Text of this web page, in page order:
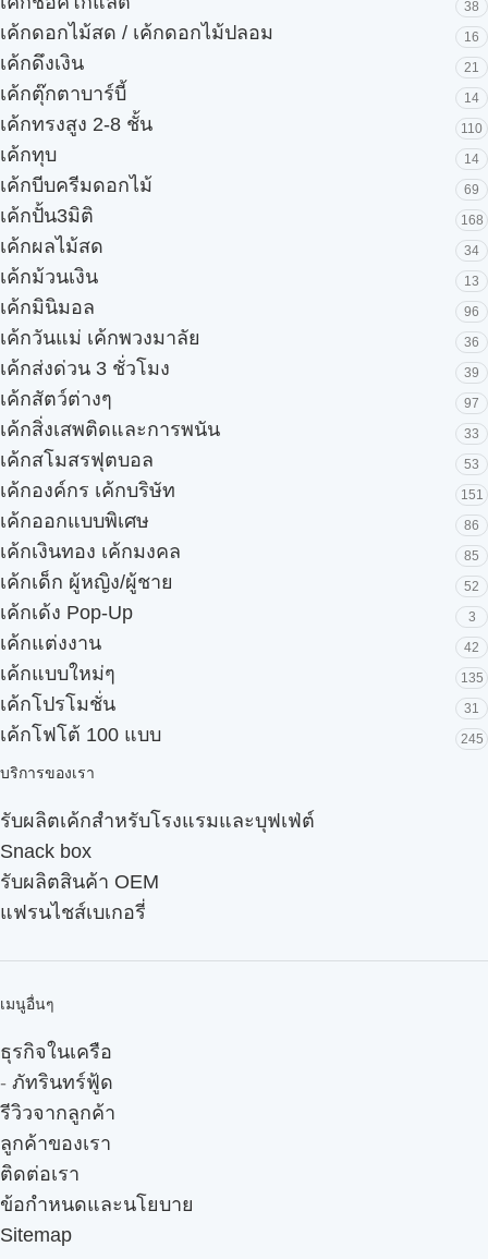
38
เค้กดอกไม้สด / เค้กดอกไม้ปลอม 16
เค้กดึงเงิน 21
เค้กตุ๊กตาบาร์บี้ 14
เค้กทรงสูง 2-8 ชั้น 110
เค้กทุบ 14
เค้กบีบครีมดอกไม้ 69
เค้กปั้น3มิติ 168
เค้กผลไม้สด 34
เค้กม้วนเงิน 13
เค้กมินิมอล 96
เค้กวันแม่ เค้กพวงมาลัย 36
เค้กส่งด่วน 3 ชั่วโมง 39
เค้กสัตว์ต่างๆ 97
เค้กสิ่งเสพติดและการพนัน 33
เค้กสโมสรฟุตบอล 53
เค้กองค์กร เค้กบริษัท 151
เค้กออกแบบพิเศษ 86
เค้กเงินทอง เค้กมงคล 85
เค้กเด็ก ผู้หญิง/ผู้ชาย 52
เค้กเด้ง Pop-Up 3
เค้กแต่งงาน 42
เค้กแบบใหม่ๆ 135
เค้กโปรโมชั่น 31
เค้กโฟโต้ 100 แบบ 245
บริการของเรา
รับผลิตเค้กสำหรับโรงแรมและบุฟเฟ่ต์
Snack box
รับผลิตสินค้า OEM
แฟรนไชส์เบเกอรี่
เมนูอื่นๆ
ธุรกิจในเครือ
- ภัทรินทร์ฟู้ด
รีวิวจากลูกค้า
ลูกค้าของเรา
ติดต่อเรา
ข้อกำหนดและนโยบาย
Sitemap